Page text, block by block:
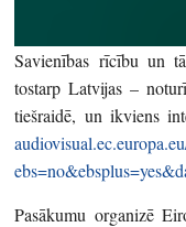
Savienības rīcību un
tostarp Latvijas –
tiešraidē, un ikviens
Pasākumu organizē